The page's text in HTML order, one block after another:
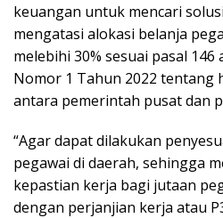
keuangan untuk mencari
mengatasi alokasi belanja
melebihi 30% sesuai pasal
Nomor 1 Tahun 2022 tentang
antara pemerintah pusat dan
“Agar dapat dilakukan
pegawai di daerah, sehingga
kepastian kerja bagi jutaan
dengan perjanjian kerja atau